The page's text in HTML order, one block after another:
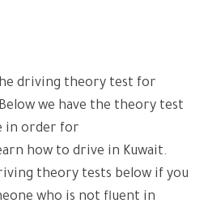
driving theory test for
we have the theory test
in order for
how to drive in Kuwait.
theory tests below if you
who is not fluent in